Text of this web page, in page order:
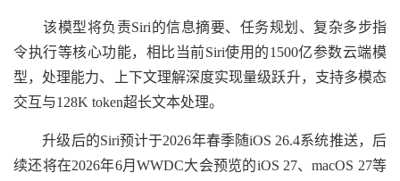
该模型将负责Siri的信息摘要、任务规划、复杂多步指
令执行等核心功能，相比当前Siri使用的1500亿参数云端模
型，处理能力、上下文理解深度实现量级跃升，支持多模态
交互与128K token超长文本处理。
升级后的Siri预计于2026年春季随iOS 26.4系统推送，后
续还将在2026年6月WWDC大会预览的iOS 27、macOS 27等